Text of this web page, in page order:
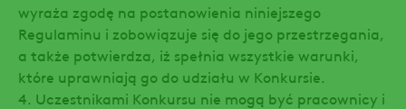
wyraża zgodę na postanowienia niniejszego
Regulaminu i zobowiązuje się do jego przestrzegania,
a także potwierdza, iż spełnia wszystkie warunki,
które uprawniają go do udziału w Konkursie.
4. Uczestnikami Konkursu nie mogą być pracownicy i